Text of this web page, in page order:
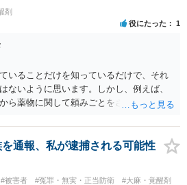
剤
役にたった 1
いることだけを知っているだけで、それ
ないように思います。しかし、例えば、
ら薬物に関して頼みごとをされてそれに
も警察から参考人として事情聴取は受け
こと以上に確定的な回答をすることは難し
どうか不明ですが、よろしくお願いいた
通報、私が逮捕される可能性
#被害者 #冤罪・無実・正当防衛
#大麻・覚醒剤